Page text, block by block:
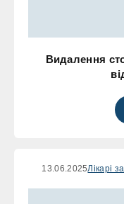
Видалення
13.06.2025Лікарі